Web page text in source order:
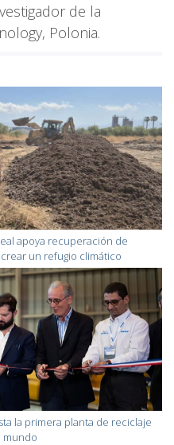
de la
Polonia.
apoya recuperación de
un refugio climático
la primera planta de reciclaje
mundo